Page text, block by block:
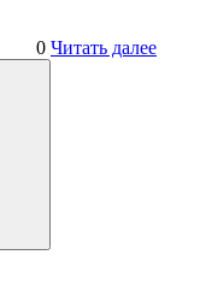
0 Читать далее